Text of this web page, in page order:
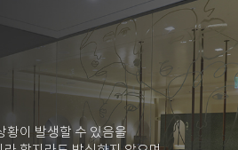
황이 발생할 수 있음을